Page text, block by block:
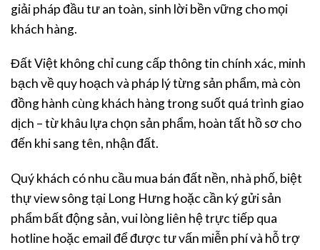
giải pháp đầu tư an toàn, sinh lời bền vững cho mọi
khách hàng.
Đất Việt không chỉ cung cấp thông tin chính xác, minh
bạch về quy hoạch và pháp lý từng sản phẩm, mà còn
đồng hành cùng khách hàng trong suốt quá trình giao
dịch – từ khâu lựa chọn sản phẩm, hoàn tất hồ sơ cho
đến khi sang tên, nhận đất.
Quý khách có nhu cầu mua bán đất nền, nhà phố, biệt
thự view sông tại Long Hưng hoặc cần ký gửi sản
phẩm bất động sản, vui lòng liên hệ trực tiếp qua
hotline hoặc email để được tư vấn miễn phí và hỗ trợ